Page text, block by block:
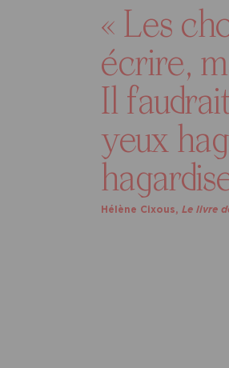
« Les
écrire,
Il
yeux
Hélène Cixous,Le livre